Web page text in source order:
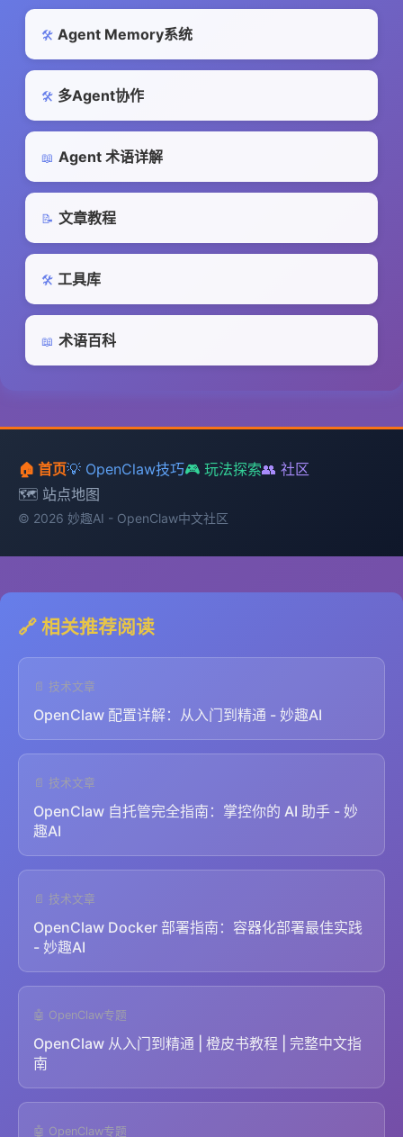
🛠️ Agent Memory系统
🛠️ 多Agent协作
📖 Agent 术语详解
📝 文章教程
🛠️ 工具库
📖 术语百科
🏠 首页💡 OpenClaw技巧🎮 玩法探索👥 社区
🗺️ 站点地图
© 2026 妙趣AI - OpenClaw中文社区
🔗 相关推荐阅读
📄 技术文章
OpenClaw 配置详解：从入门到精通 - 妙趣AI
📄 技术文章
OpenClaw 自托管完全指南：掌控你的 AI 助手 - 妙
趣AI
📄 技术文章
OpenClaw Docker 部署指南：容器化部署最佳实践
- 妙趣AI
🤖 OpenClaw专题
OpenClaw 从入门到精通 | 橙皮书教程 | 完整中文指
南
🤖 OpenClaw专题